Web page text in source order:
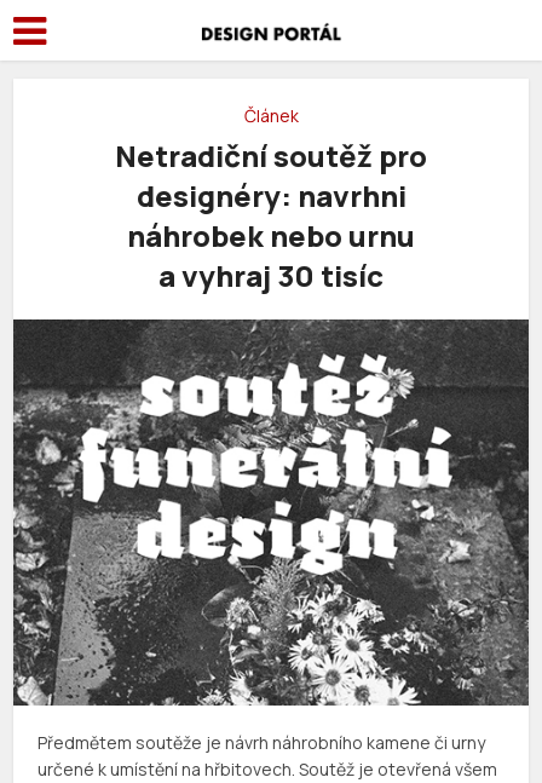
Článek
Netradiční soutěž pro
designéry: navrhni
náhrobek nebo urnu
a vyhraj 30 tisíc
Předmětem soutěže je návrh náhrobního kamene či urny
určené k umístění na hřbitovech. Soutěž je otevřená všem